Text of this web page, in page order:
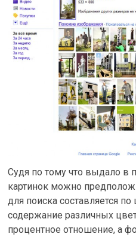
Судя по тому что выдало в
картинок можно
для поиска составляется
содержание различных
процентное отношение, а